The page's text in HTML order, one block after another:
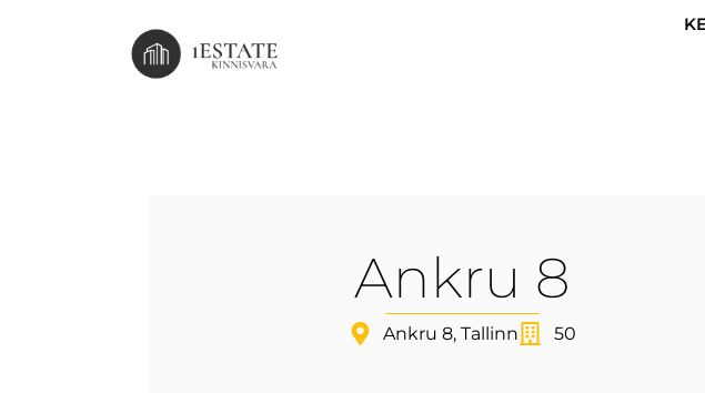
Ankru 8
Ankru 8, Tallinn 50